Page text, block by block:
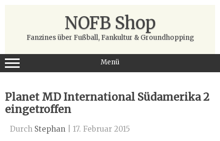
NOFB Shop
Fanzines über Fußball, Fankultur & Groundhopping
Menü
Planet MD International Südamerika 2
eingetroffen
Durch Stephan 17. Februar 2015